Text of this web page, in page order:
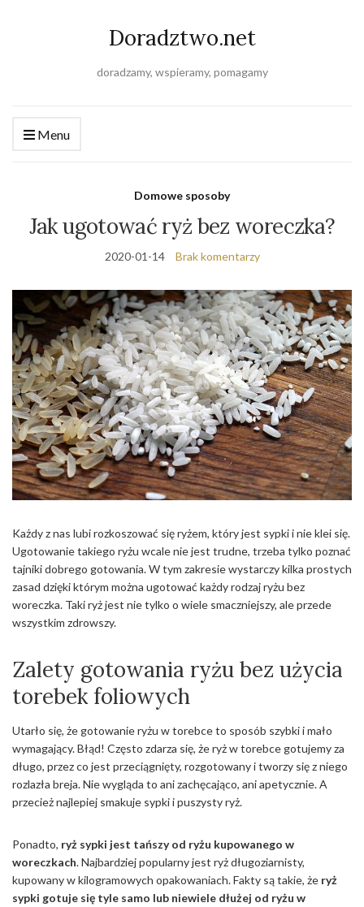
Doradztwo.net
doradzamy, wspieramy, pomagamy
Menu
Domowe sposoby
Jak ugotować ryż bez woreczka?
2020-01-14 Brak komentarzy
Każdy z nas lubi rozkoszować się ryżem, który jest sypki i nie klei się.
Ugotowanie takiego ryżu wcale nie jest trudne, trzeba tylko poznać
tajniki dobrego gotowania. W tym zakresie wystarczy kilka prostych
zasad dzięki którym można ugotować każdy rodzaj ryżu bez
woreczka. Taki ryż jest nie tylko o wiele smaczniejszy, ale przede
wszystkim zdrowszy.
Zalety gotowania ryżu bez użycia
torebek foliowych
Utarło się, że gotowanie ryżu w torebce to sposób szybki i mało
wymagający. Błąd! Często zdarza się, że ryż w torebce gotujemy za
długo, przez co jest przeciągnięty, rozgotowany i tworzy się z niego
rozlazła breja. Nie wygląda to ani zachęcająco, ani apetycznie. A
przecież najlepiej smakuje sypki i puszysty ryż.
Ponadto, ryż sypki jest tańszy od ryżu kupowanego w
woreczkach. Najbardziej popularny jest ryż długoziarnisty,
kupowany w kilogramowych opakowaniach. Fakty są takie, że ryż
sypki gotuje się tyle samo lub niewiele dłużej od ryżu w